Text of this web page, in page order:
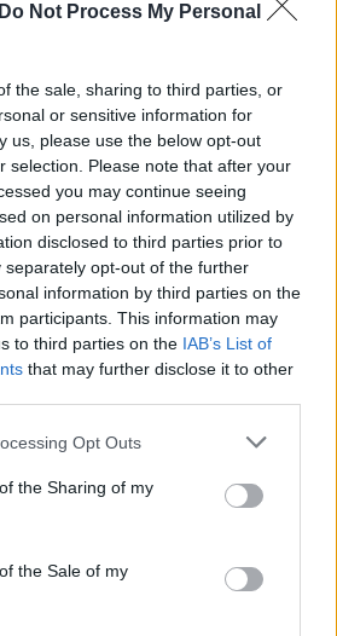
Do Not Process My Personal
the sale, sharing to third parties, or
or sensitive information for
us, please use the below opt-out
selection. Please note that after your
you may continue seeing
on personal information utilized by
disclosed to third parties prior to
separately opt-out of the further
information by third parties on the
participants. This information may
to third parties on the IAB’s List of
that may further disclose it to other
Opt Outs
the Sharing of my
the Sale of my
a kisgimnáziumok elitképzővé válása
a jelenlegi oktatási szerkezet
neveléslélektani szakpszichológus,